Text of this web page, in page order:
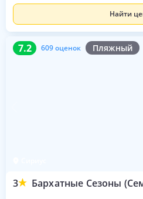
Найти
7.2 609 оценок Пляжный
3 Бархатные Сезоны
7.2 609 оценок